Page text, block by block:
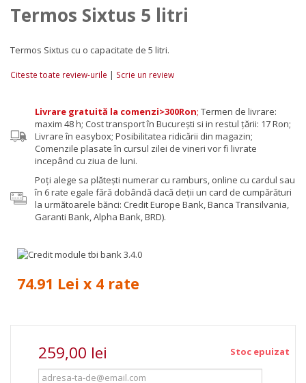
Termos Sixtus 5 litri
Termos Sixtus cu o capacitate de 5 litri.
Citeste toate review-urile | Scrie un review
Livrare gratuită la comenzi>300Ron; Termen de livrare:
maxim 48 h; Cost transport în București si in restul țării: 17 Ron;
Livrare în easybox; Posibilitatea ridicării din magazin;
Comenzile plasate în cursul zilei de vineri vor fi livrate
incepând cu ziua de luni.
Poţi alege sa plăteşti numerar cu ramburs, online cu cardul sau
în 6 rate egale fără dobândă dacă deții un card de cumpărături
la următoarele bănci: Credit Europe Bank, Banca Transilvania,
Garanti Bank, Alpha Bank, BRD).
74.91 Lei x 4 rate
259,00 lei Stoc epuizat